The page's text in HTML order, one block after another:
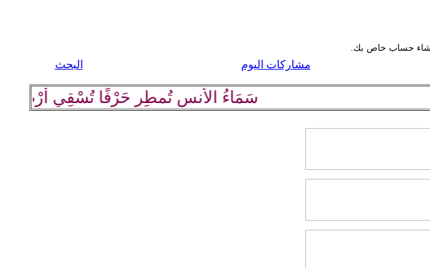
مشاركات اليوم البحث
سَمَاءُ الأُنسِ تُمطِر حَرْفًا تُسْقِي أرْضَهَا